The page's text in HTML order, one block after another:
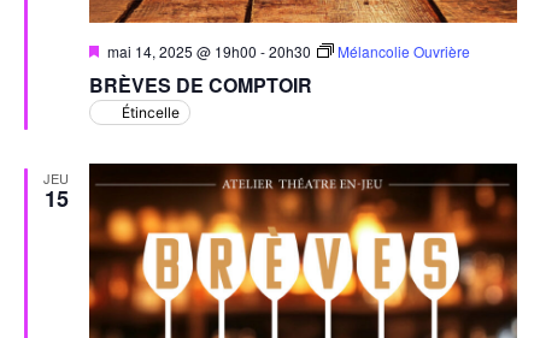
BRÈVES DE COMPTOIR
Mis
en
avant
mai 14, 2025 @ 19h00 -20h30 Mélancolie Ouvrière
Étincelle
JEU
15